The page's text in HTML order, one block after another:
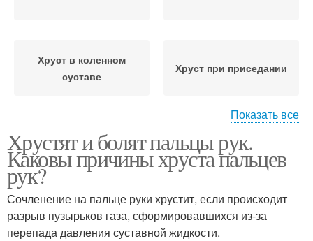
Хруст в коленном
суставе
Хруст при приседании
Хруст при сгибании
Показать все
Хрустят и болят пальцы рук.
Каковы причины хруста пальцев
рук?
Сочленение на пальце руки хрустит, если происходит
разрыв пузырьков газа, сформировавшихся из-за
перепада давления суставной жидкости.